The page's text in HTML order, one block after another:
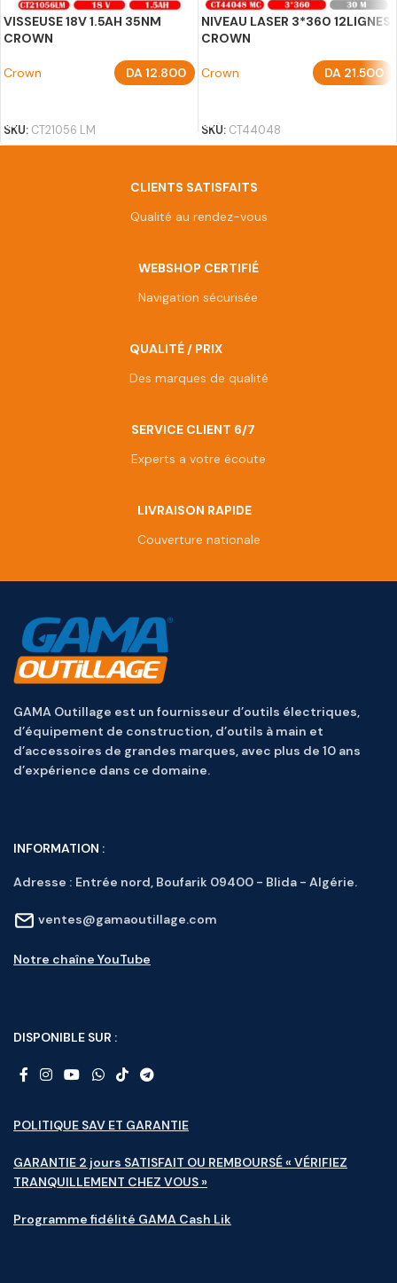
VISSEUSE 18V 1.5AH 35NM
CROWN
Crown DA12.800
SKU: CT21056 LM
NIVEAU LASER 3*360 12LIGNES
CROWN
Crown DA 21.500
SKU: CT44048
CLIENTS SATISFAITS
Qualité au rendez-vous
WEBSHOP CERTIFIÉ
Navigation sécurisée
QUALITÉ / PRIX
Des marques de qualité
SERVICE CLIENT 6/7
Experts a votre écoute
LIVRAISON RAPIDE
Couverture nationale
GAMA Outillage est un fournisseur d’outils électriques,
d’équipement de construction, d’outils à main et
d’accessoires de grandes marques, avec plus de 10 ans
d’expérience dans ce domaine.
INFORMATION :
Adresse : Entrée nord, Boufarik 09400 - Blida - Algérie.
ventes@gamaoutillage.com
Notre chaîne YouTube
DISPONIBLE SUR :
POLITIQUE SAV ET GARANTIE
GARANTIE 2 jours SATISFAIT OU REMBOURSÉ « VÉRIFIEZ
TRANQUILLEMENT CHEZ VOUS »
Programme fidélité GAMA Cash Lik